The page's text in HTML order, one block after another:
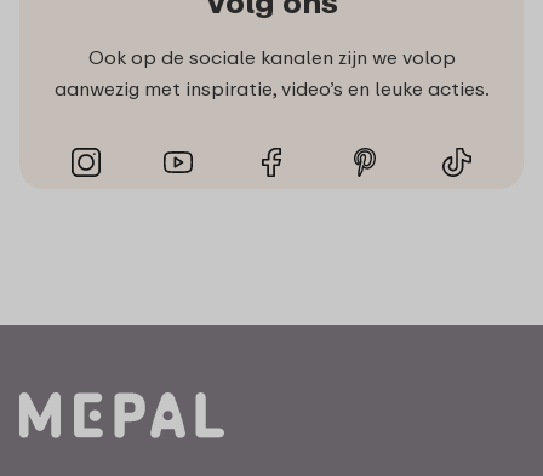
Ook op de sociale kanalen zijn we volop
aanwezig met inspiratie, video’s en leuke acties.